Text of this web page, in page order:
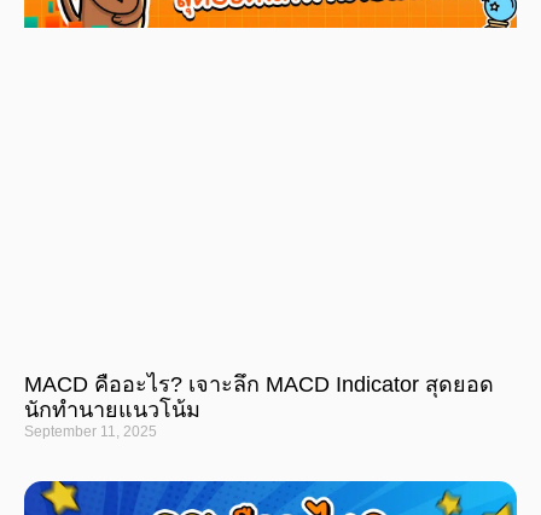
MACD คืออะไร? เจาะลึก MACD Indicator สุดยอด
นักทำนายแนวโน้ม
September 11, 2025